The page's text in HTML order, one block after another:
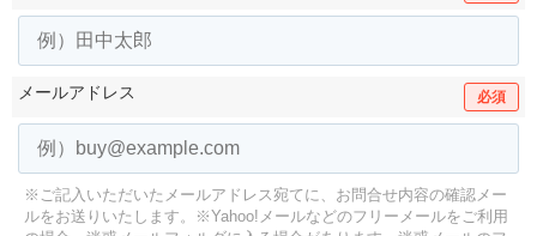
メールアドレス 必須
※ご記入いただいたメールアドレス宛てに、お問合せ内容の確認メー
ルをお送りいたします。
※Yahoo!メールなどのフリーメールをご利用